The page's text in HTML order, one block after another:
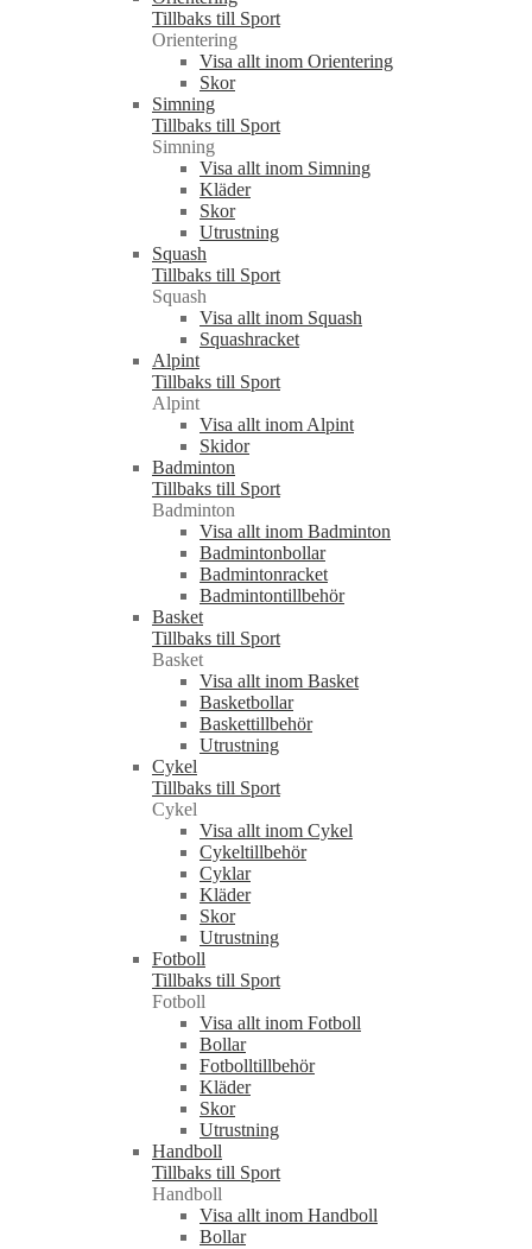
Tillbaks till Sport
Orientering
Visa allt inom Orientering
Skor
Simning
Tillbaks till Sport
Simning
Visa allt inom Simning
Kläder
Skor
Utrustning
Squash
Tillbaks till Sport
Squash
Visa allt inom Squash
Squashracket
Alpint
Tillbaks till Sport
Alpint
Visa allt inom Alpint
Skidor
Badminton
Tillbaks till Sport
Badminton
Visa allt inom Badminton
Badmintonbollar
Badmintonracket
Badmintontillbehör
Basket
Tillbaks till Sport
Basket
Visa allt inom Basket
Basketbollar
Baskettillbehör
Utrustning
Cykel
Tillbaks till Sport
Cykel
Visa allt inom Cykel
Cykeltillbehör
Cyklar
Kläder
Skor
Utrustning
Fotboll
Tillbaks till Sport
Fotboll
Visa allt inom Fotboll
Bollar
Fotbolltillbehör
Kläder
Skor
Utrustning
Handboll
Tillbaks till Sport
Handboll
Visa allt inom Handboll
Bollar